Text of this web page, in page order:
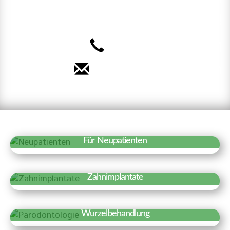
Für Neupatienten
Wir freuen uns über Ihr Interesse an
unserer Praxis. Auf einen Blick haben wir
Informationen für einen ersten Termin
zusammengestellt.
Erfahren Sie mehr »
Zahnimplantate
Zahnimplantate sind künstliche
Zahnwurzeln, die fest in den
Erfahren Sie mehr »
Wurzelbehandlung